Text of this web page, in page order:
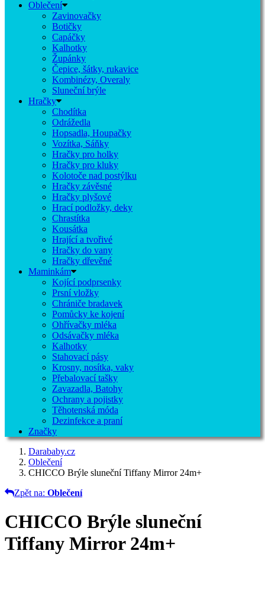
Oblečení
Zavinovačky
Botičky
Capáčky
Kalhotky
Župánky
Čepice, šátky, rukavice
Kombinézy, Overaly
Sluneční brýle
Hračky
Chodítka
Odrážedla
Hopsadla, Houpačky
Vozítka, Sáňky
Hračky pro holky
Hračky pro kluky
Kolotoče nad postýlku
Hračky závěsné
Hračky plyšové
Hrací podložky, deky
Chrastítka
Kousátka
Hrající a tvořivé
Hračky do vany
Hračky dřevěné
Maminkám
Kojící podprsenky
Prsní vložky
Chrániče bradavek
Pomůcky ke kojení
Ohřívačky mléka
Odsávačky mléka
Kalhotky
Stahovací pásy
Krosny, nosítka, vaky
Přebalovací tašky
Zavazadla, Batohy
Ochrany a pojistky
Těhotenská móda
Dezinfekce a praní
Značky
Darababy.cz
Oblečení
CHICCO Brýle sluneční Tiffany Mirror 24m+
Zpět na: Oblečení
CHICCO Brýle sluneční
Tiffany Mirror 24m+